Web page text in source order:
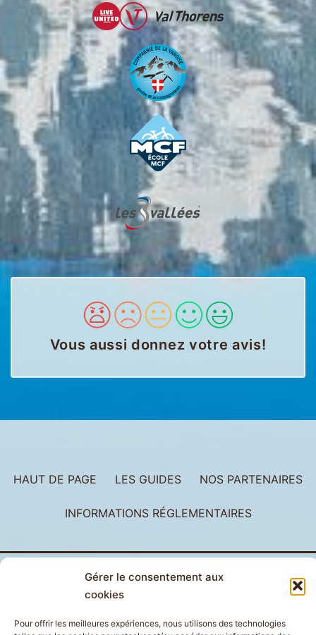
Gérer le consentement aux
cookies
Pour offrir les meilleures expériences, nous utilisons des technologies
Vous aussi donnez votre avis!
HAUT DE PAGE LES GUIDES NOS PARTENAIRES
INFORMATIONS RÉGLEMENTAIRES